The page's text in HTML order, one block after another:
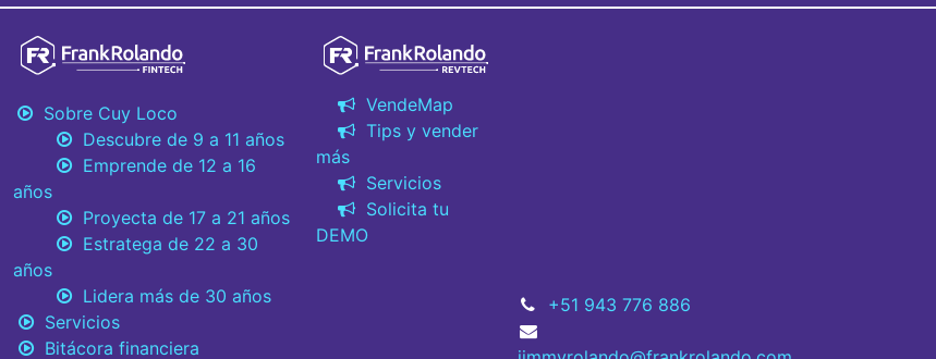
VendeMap
Tips y vender
más
Servicios
Solicita tu
DEMO
+51 943 776 886
Sobre Cuy Loco
Descubre de 9 a 11 años
Emprende de 12 a 16
años
Proyecta de 17 a 21 años
Estratega de 22 a 30
años
Lidera más de 30 años
Servicios
Bitácora financiera